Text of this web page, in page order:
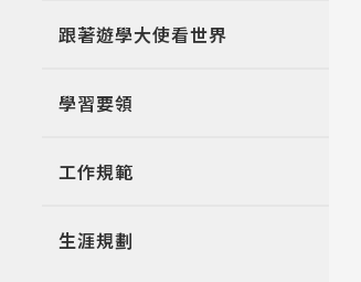
跟著遊學大使看世界
學習要領
工作規範
生涯規劃